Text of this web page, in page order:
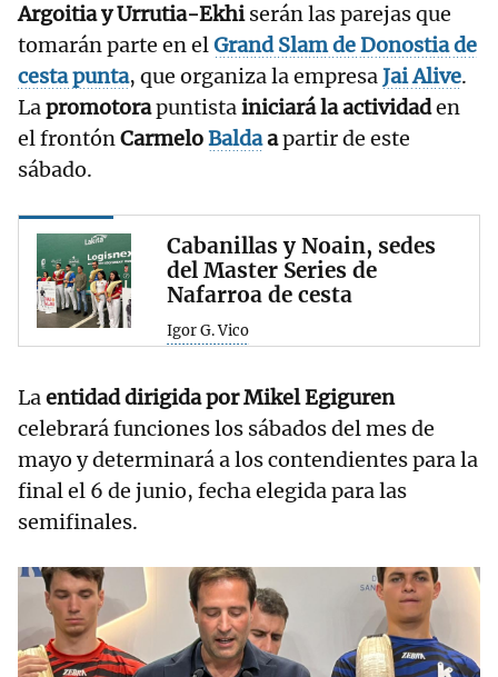
Argoitia y Urrutia-Ekhiserán las parejas que
tomarán parte en elGrand Slam de Donostia de
cesta punta, que organiza la empresaJaiAlive.
Lapromotorapuntistainiciará la actividaden
el frontónCarmeloBaldaapartir de este
sábado.
Cabanillas y Noain, sedes
del Master Series de
Nafarroa de cesta
Igor G. Vico
Laentidad dirigida por Mikel Egiguren
celebrará funciones los sábados del mes de
mayo y determinará a los contendientes para la
final el 6 de junio, fecha elegida para las
semifinales.